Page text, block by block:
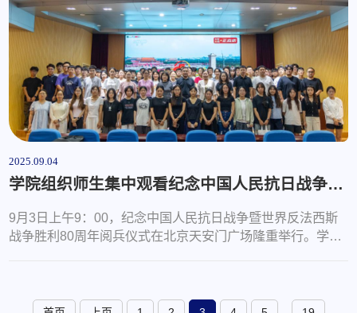
总结成绩与亮点，深刻剖析存在问题，明确下半年工作计
划。范俊峰代表学院党委对党支部书记述...
2025.09.04
学院组织师生集中观看纪念中国人民抗日战争暨世界反法西斯战争胜利80周年大会盛况
9月3日上午9：00，纪念中国人民抗日战争暨世界反法西斯
战争胜利80周年阅兵仪式在北京天安门广场隆重举行。学院
真观看每一个环节——从空中护旗梯队护卫旗帜、悬挂标语